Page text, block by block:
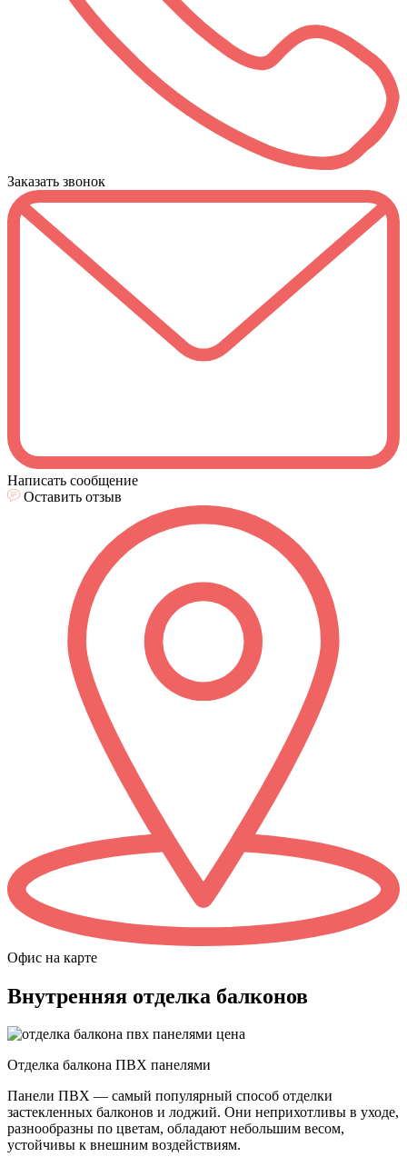
Заказать звонок
Написать сообщение
Оставить отзыв
Офис на карте
Внутренняя отделка балконов
Отделка балкона ПВХ панелями
Панели ПВХ — самый популярный способ отделки
застекленных балконов и лоджий. Они неприхотливы в уходе,
разнообразны по цветам, обладают небольшим весом,
устойчивы к внешним воздействиям.